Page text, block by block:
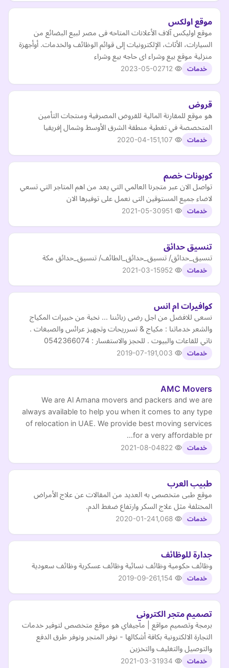
موقع اولكس
موقع اوليكس آلاف الأعلانات المتاحه فى مصر لبيع البضائع من
السيارات، الأثاث، الإلكترونيات إلى قوائم الوظائف والخدمات. أوأجهزة
منزلية موقع بيع وشراء اى حاجه بيع وشراء
خدمات 2023-05-02
قروض
هو موقع للمقارنة المالية للقروض المصرفية ومنتجات التأمين
المتخصصة في تغطية منطقة الشرق الأوسط وشمال إفريقيا
خدمات 2020-04-15
كوبونات خصم
تواصل الان عبر متجرنا العالمي التي يعد من اهم المتاجر التي تسعي
لاضاء جميع المستوقين التى نعمل على توفيرها الان
خدمات 2021-05-30
تنسيق حدائق
تنسيق_حدائق/ تنسيق_حدائق_الطائف/ تنسيق_حدائق مكة
خدمات 2021-03-15
كوافيرات ام انس
نسعى للافضل من اجل رضى زبائننا ... نخبة من خبيرات المكياج
والشعر خدماتنا : مكياج & تسرريحات وتجهيز عرائس والصبغات .
ناتي للقاعات والبيوت . للحجز والاستفسار : 0542366074
خدمات 2019-07-19
AMC Movers
We are Al Amana movers and packers and we are
always available to help you when it comes to any type
of relocation in UAE. We provide best moving services
for a very affordable pr…
خدمات 2021-08-04
طبيب العرب
موقع طبى متخصص به العديد من المقالات عن علاج الأمراض
المختلفة مثل علاج السكر وارتفاع ضغط الدم.
خدمات 2020-01-24
جدارة للوظائف
وظائف حكومية وظائف نسائية وظائف عسكرية وظائف سعودية
خدمات 2019-09-26
تصميم متجر الكتروني
برمجة وتصميم مواقع | ماجيفاي هو موقع متخصص لتوفير خدمات
التجارة الالكترونية بكافة أشكالها - نوفر المتجر ونوفر طرق الدفع
والتوصيل والتغليف والتخزين
خدمات 2021-03-31